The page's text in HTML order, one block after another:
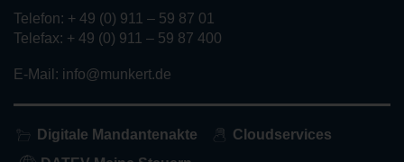
Telefon: + 49 (0) 911 – 59 87 01
Telefax: + 49 (0) 911 – 59 87 400
E-Mail: info@munkert.de
Digitale Mandantenakte
Cloudservices